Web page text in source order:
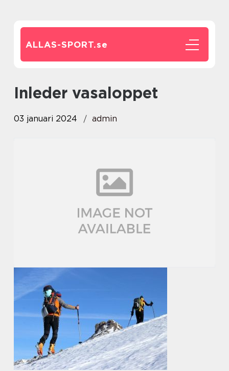
ALLAS-SPORT.se
inleder vasaloppet
03 januari 2024 admin